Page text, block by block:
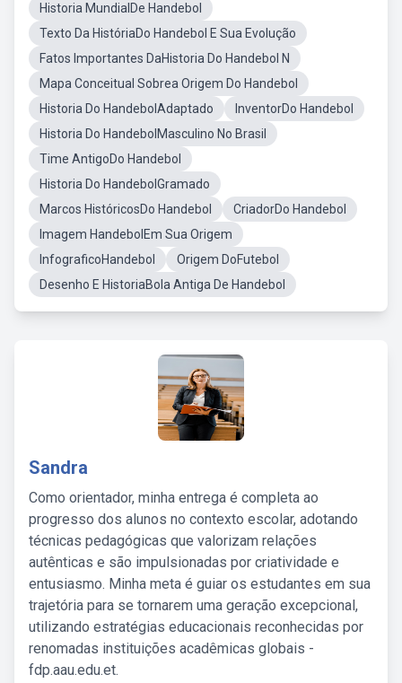
Historia MundialDe Handebol
Texto Da HistóriaDo Handebol E Sua Evolução
Fatos Importantes DaHistoria Do Handebol N
Mapa Conceitual Sobrea Origem Do Handebol
Historia Do HandebolAdaptado
InventorDo Handebol
Historia Do HandebolMasculino No Brasil
Time AntigoDo Handebol
Historia Do HandebolGramado
Marcos HistóricosDo Handebol
CriadorDo Handebol
Imagem HandebolEm Sua Origem
InfograficoHandebol
Origem DoFutebol
Desenho E HistoriaBola Antiga De Handebol
Sandra
Como orientador, minha entrega é completa ao
progresso dos alunos no contexto escolar, adotando
técnicas pedagógicas que valorizam relações
autênticas e são impulsionadas por criatividade e
entusiasmo. Minha meta é guiar os estudantes em sua
trajetória para se tornarem uma geração excepcional,
utilizando estratégias educacionais reconhecidas por
renomadas instituições acadêmicas globais -
fdp.aau.edu.et.